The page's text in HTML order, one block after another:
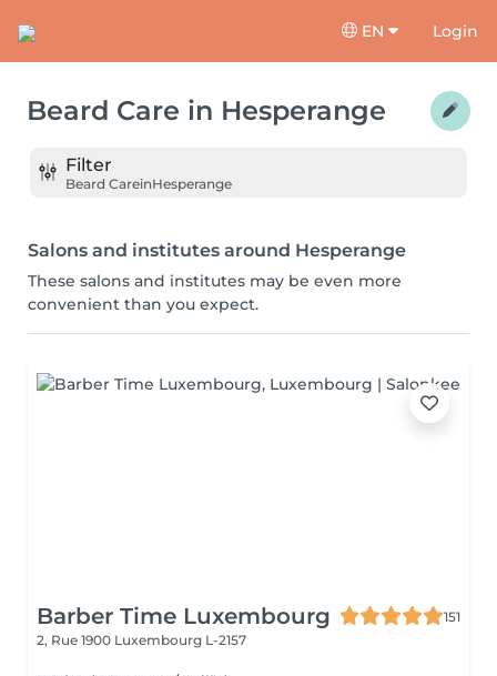
EN Login
Beard Care in Hesperange
Filter
Beard CareinHesperange
Salons and institutes around Hesperange
These salons and institutes may be even more
convenient than you expect.
Barber Time Luxembourg
151
2, Rue 1900 Luxembourg L-2157